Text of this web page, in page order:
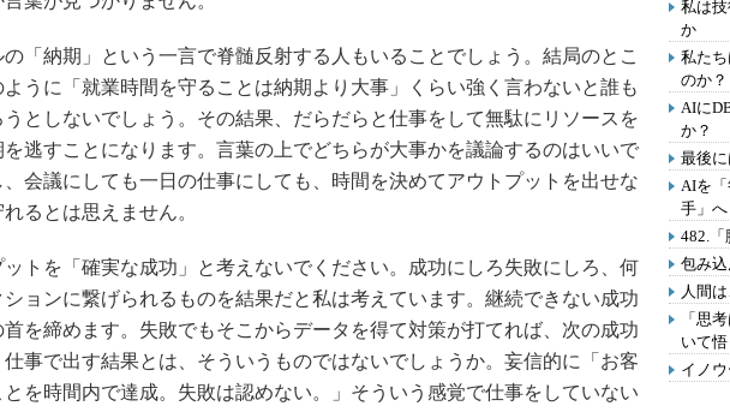
「納期」という一言で脊髄反射する人もいることでしょう。結局のとこ
うに「就業時間を守ることは納期より大事」くらい強く言わないと誰も
としないでしょう。その結果、だらだらと仕事をして無駄にリソースを
逃すことになります。言葉の上でどちらが大事かを議論するのはいいで
、会議にしても一日の仕事にしても、時間を決めてアウトプットを出せな
るとは思えません。
トを「確実な成功」と考えないでください。成功にしろ失敗にしろ、何
ョンに繋げられるものを結果だと私は考えています。継続できない成功
を締めます。失敗でもそこからデータを得て対策が打てれば、次の成功
事で出す結果とは、そういうものではないでしょうか。妄信的に「お客
とを時間内で達成。失敗は認めない。」そういう感覚で仕事をしていない
私は
か
私た
のか？
AIに
か？
最後
AIを
手」へ
482.
包み
人間
「思
いて
イノ